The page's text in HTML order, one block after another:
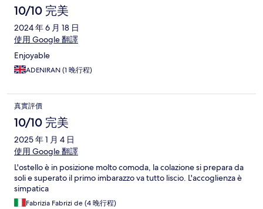
10/10 完美
2024 年 6 月 18 日
使用 Google 翻譯
Enjoyable
ADENIRAN (1 晚行程)
真實評價
10/10 完美
2025 年 1 月 4 日
使用 Google 翻譯
L'ostello è in posizione molto comoda, la colazione si prepara da
soli e superato il primo imbarazzo va tutto liscio. L'accoglienza è
simpatica
Fabrizia Fabrizi de (4 晚行程)